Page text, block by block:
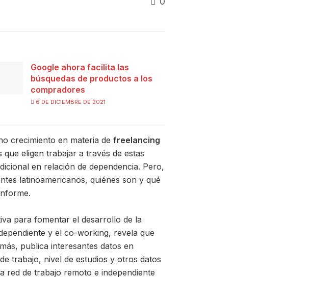
Google ahora facilita las
búsquedas de productos a los
compradores
6 DE DICIEMBRE DE 2021
crecimiento en materia de freelancing
eligen trabajar a través de estas
en relación de dependencia. Pero,
latinoamericanos, quiénes son y qué
para fomentar el desarrollo de la
y el co-working, revela que
publica interesantes datos en
trabajo, nivel de estudios y otros datos
red de trabajo remoto e independiente